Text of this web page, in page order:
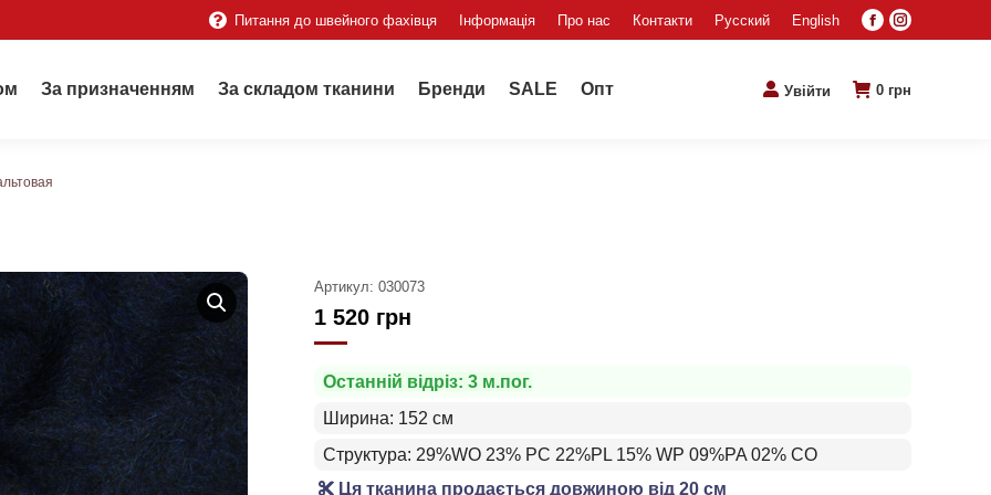
Питання до швейного фахівця Інформація Про нас Контакти Русский English
Facebook
in
Instagram
in
За призначенням За складом тканини Бренди SALE Опт Увійти 0 грн
Артикул: 030073
1 520 грн
Останній відріз: 3 м.пог.
Ширина: 152 см
Структура: 29%WO 23% PC 22%PL 15% WP 09%PA 02% CO
Ця тканина продається довжиною від 20 см